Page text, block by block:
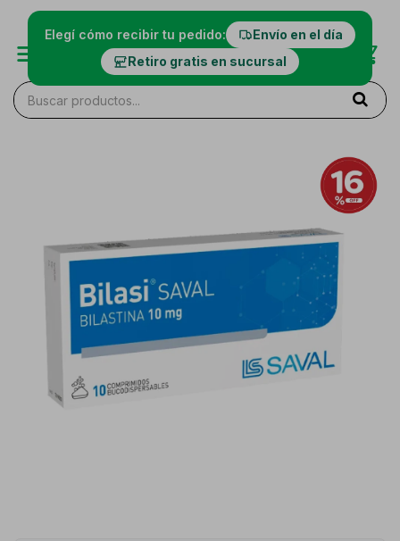
Elegí cómo recibir tu pedido:
Envío en el día
Retiro gratis en sucursal